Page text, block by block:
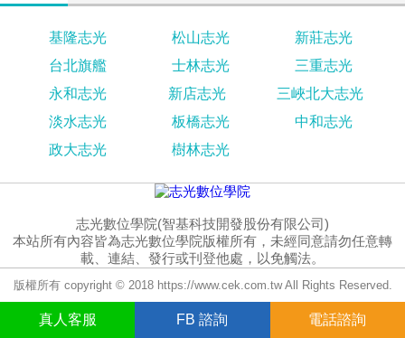
真人 客服 FB 諮詢 電話諮詢
基隆志光 松山志光
新莊志光
台北旗艦
士林志光
三重志光
永和志光
新店志光
三峽北大志光
淡水志光
板橋志光
中和志光
政大志光
樹林志光
志光數位學院(智基科技開發股份有限公司)
本站所有內容皆為志光數位學院版權所有，未經同意請勿任意轉
載、連結、發行或刊登他處，以免觸法。
版權所有 copyright © 2018 https://www.cek.com.tw All Rights Reserved.